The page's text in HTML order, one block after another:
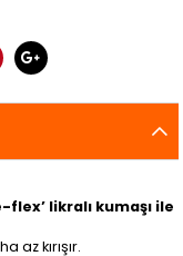
likralı kumaşı ile
az kırışır.